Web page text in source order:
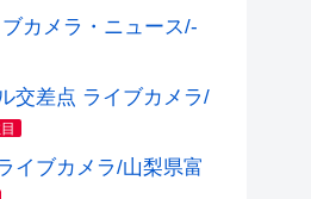
カメラ・ニュース/-
交差点 ライブカメラ/
イブカメラ/山梨県富